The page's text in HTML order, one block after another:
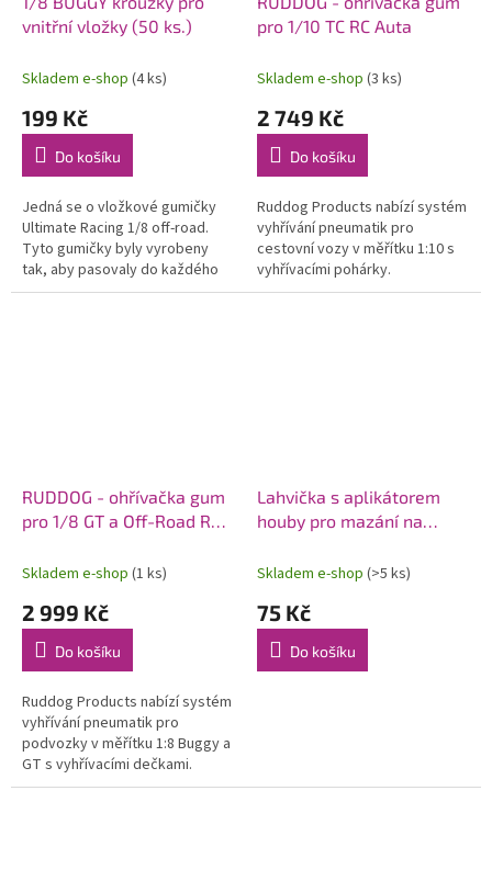
vnitřní vložky (50 ks.)
Skladem e-shop (4 ks)
199 Kč
Do košíku
Jedná se o vložkové gumičky
Ultimate Racing 1/8 off-road.
Tyto gumičky byly vyrobeny
tak, aby pasovaly do každého
z vložených drážkovaných
pro 1/10 TC RC Auta
Skladem e-shop (3 ks)
2 749 Kč
Do košíku
Ruddog Products nabízí systém
vyhřívání pneumatik pro
cestovní vozy v měřítku 1:10 s
vyhřívacími pohárky.
RUDDOG - ohřívačka gum
pro 1/8 GT a Off-Road RC
Skladem e-shop (1 ks)
2 999 Kč
Do košíku
Ruddog Products nabízí systém
vyhřívání pneumatik pro
podvozky v měřítku 1:8 Buggy a
GT s vyhřívacími dečkami.
Lahvička s aplikátorem
houby pro mazání na
Skladem e-shop (>5 ks)
75 Kč
Do košíku